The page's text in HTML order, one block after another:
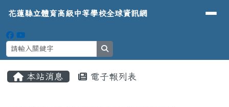
花蓮縣立體育高級中等學校全球資
導覽列
花蓮縣立體育高級中等學校全球資訊網
本站消息 電子報列表